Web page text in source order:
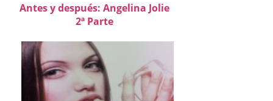
Antes y después: Angelina Jolie
2ª Parte